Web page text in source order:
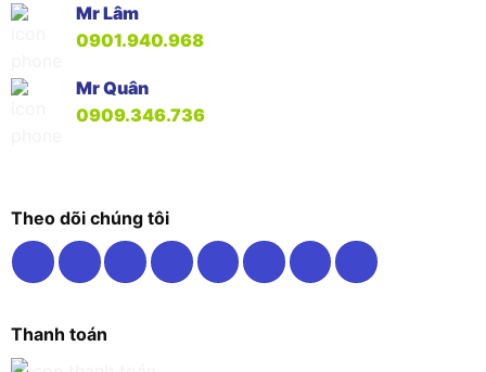
Mr Lâm
0901.940.968
Mr Quân
0909.346.736
Theo dõi chúng tôi
Thanh toán